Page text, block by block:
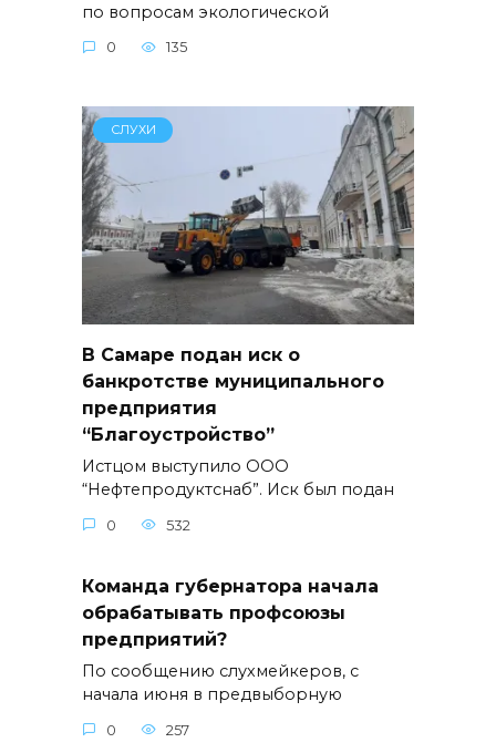
по вопросам экологической
0 135
СЛУХИ
В Самаре подан иск о
банкротстве муниципального
предприятия
“Благоустройство”
Истцом выступило ООО
“Нефтепродуктснаб”. Иск был подан
0 532
Команда губернатора начала
обрабатывать профсоюзы
предприятий?
По сообщению слухмейкеров, с
начала июня в предвыборную
0 257